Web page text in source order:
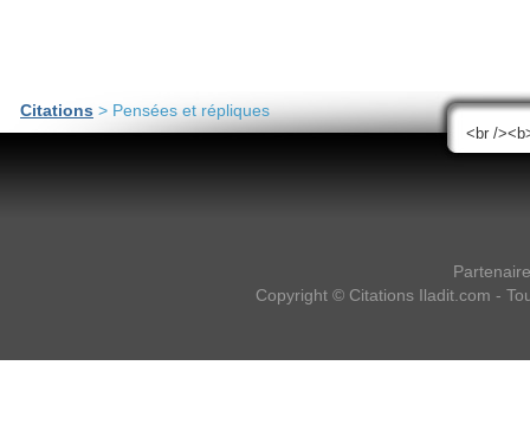
Citations > Pensées et répliques
Copyright © Citations Iladit.com -